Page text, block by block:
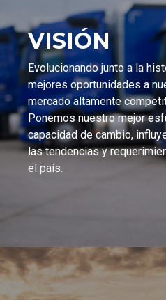
VISIÓN
Evolucionando junto a la
mejores oportunidades a
mercado altamente
Ponemos nuestro mejor
capacidad de cambio,
las tendencias y
el país.